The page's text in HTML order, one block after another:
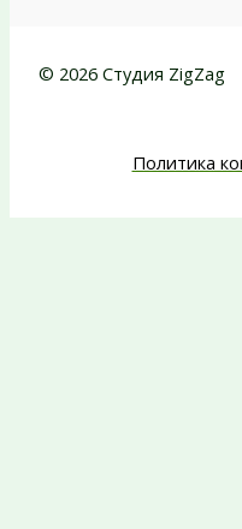
© 2026 Студия ZigZag
Политика